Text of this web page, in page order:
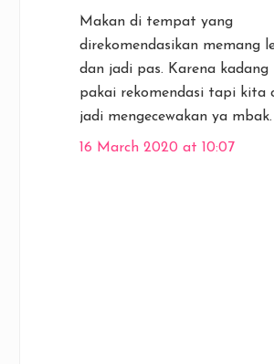
Makan di tempat yang
direkomendasikan memang
dan jadi pas. Karena kadang
pakai rekomendasi tapi kita
jadi mengecewakan ya mbak.
16 March 2020 at 10:07